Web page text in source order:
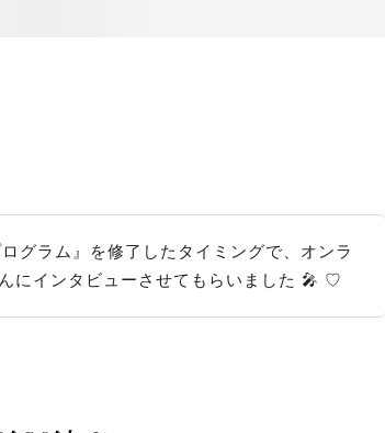
ラム』を修了したタイミングで、オンラ
にインタビューさせてもらいました 🎤 ♡